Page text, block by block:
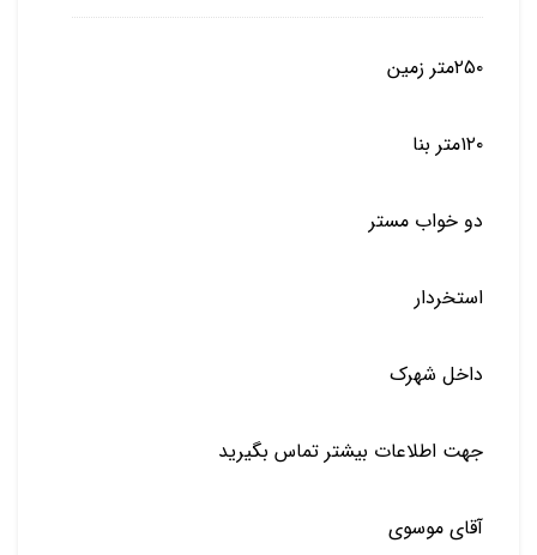
۲۵۰متر زمین
۱۲۰متر بنا
دو خواب مستر
استخردار
داخل شهرک
جهت اطلاعات بیشتر تماس بگیرید
آقای موسوی